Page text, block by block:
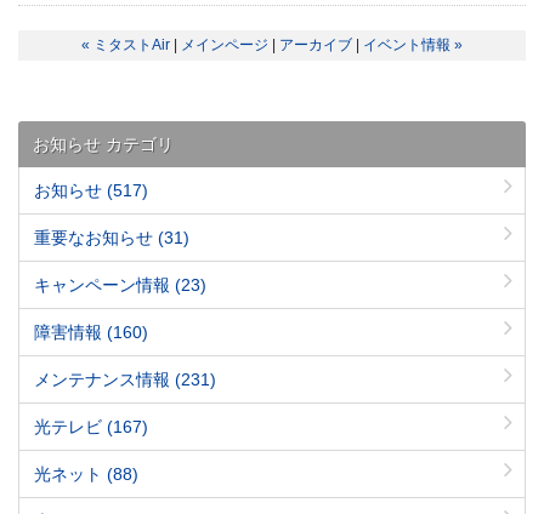
« ミタストAir メインページ アーカイブ イベント情報 »
お知らせ カテゴリ
お知らせ (517)
重要なお知らせ (31)
キャンペーン情報 (23)
障害情報 (160)
メンテナンス情報 (231)
光テレビ (167)
光ネット (88)